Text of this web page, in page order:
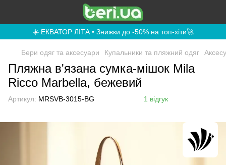
☀️ ЕКВАТОР ЛІТА • Знижки до -50% на топ-хіти🚀
Бери одяг та аксесуари Купальники та пляжний одяг
Пляжна в'язана сумка-мішок Mila
Ricco Marbella, бежевий
Артикул: MRSVB-3015-BG 1 відгук